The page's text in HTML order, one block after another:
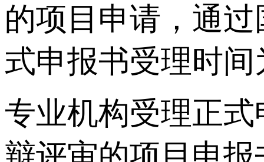
的项目申请，通
式申报书受理时间
专业机构受理正